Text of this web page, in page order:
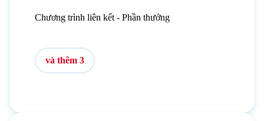
Chương trình liên kết - Phần thưởng
và thêm 3